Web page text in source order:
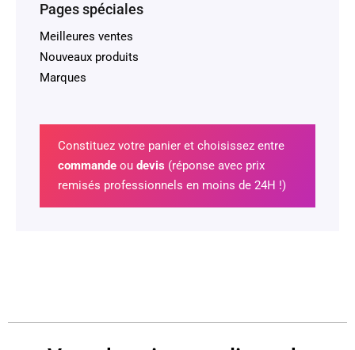
Pages spéciales
Meilleures ventes
Nouveaux produits
Marques
Constituez votre panier et choisissez entre
commandeou devis (réponse avec prix
remisés professionnels en moins de 24H !)